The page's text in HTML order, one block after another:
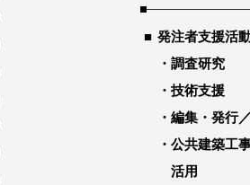
発注者支援活
調査研究
技術支援
編集・発行
公共建築工
活用